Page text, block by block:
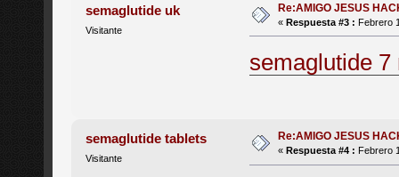
semaglutide uk
Visitante
Re:AMIGO JESUS
« Respuesta #3 : Febrero
semaglutide 7
semaglutide tablets
Visitante
Re:AMIGO JESUS
« Respuesta #4 : Febrero